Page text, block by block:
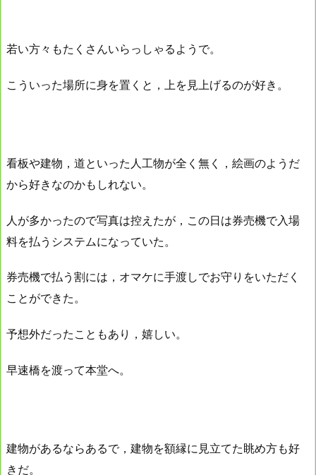
若い方々もたくさんいらっしゃるようで。
こういった場所に身を置くと，上を見上げるのが好き。
看板や建物，道といった人工物が全く無く，絵画のようだ
から好きなのかもしれない。
人が多かったので写真は控えたが，この日は券売機で入場
料を払うシステムになっていた。
券売機で払う割には，オマケに手渡しでお守りをいただく
ことができた。
予想外だったこともあり，嬉しい。
早速橋を渡って本堂へ。
建物があるならあるで，建物を額縁に見立てた眺め方も好
きだ。